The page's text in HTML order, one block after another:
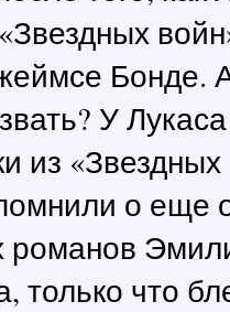
Бонде.
У
из
о
романов
только что